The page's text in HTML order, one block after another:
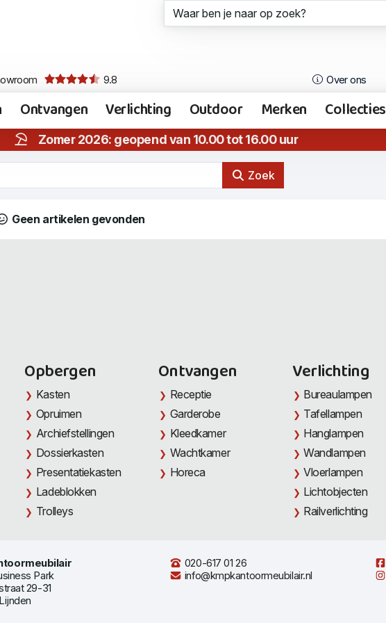
9.8 Over ons
Ontvangen Verlichting Outdoor Merken Collecties
Zomer 2026: geopend van 10.00 tot 16.00 uur
Zoek
Geen artikelen gevonden
Opbergen
Kasten
Opruimen
Archiefstellingen
Dossierkasten
Presentatiekasten
Ladeblokken
Trolleys
Ontvangen
Receptie
Garderobe
Kleedkamer
Wachtkamer
Horeca
Verlichting
Bureaulampen
Tafellampen
Hanglampen
Wandlampen
Vloerlampen
Lichtobjecten
Railverlichting
Park
29-31
020-617 01 26
info@kmpkantoormeubilair.nl